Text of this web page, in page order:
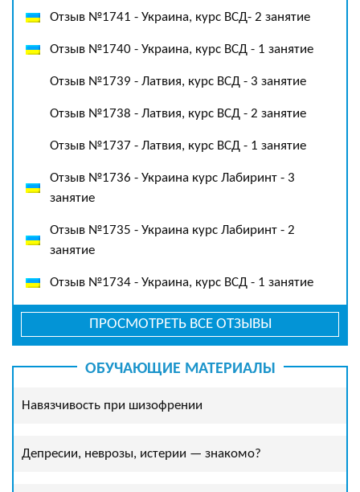
Отзыв №1741 - Украина, курс ВСД- 2 занятие
Отзыв №1740 - Украина, курс ВСД - 1 занятие
Отзыв №1739 - Латвия, курс ВСД - 3 занятие
Отзыв №1738 - Латвия, курс ВСД - 2 занятие
Отзыв №1737 - Латвия, курс ВСД - 1 занятие
Отзыв №1736 - Украина курс Лабиринт - 3
занятие
Отзыв №1735 - Украина курс Лабиринт - 2
занятие
Отзыв №1734 - Украина, курс ВСД - 1 занятие
ПРОСМОТРЕТЬ ВСЕ ОТЗЫВЫ
ОБУЧАЮЩИЕ МАТЕРИАЛЫ
Навязчивость при шизофрении
Депресии, неврозы, истерии — знакомо?